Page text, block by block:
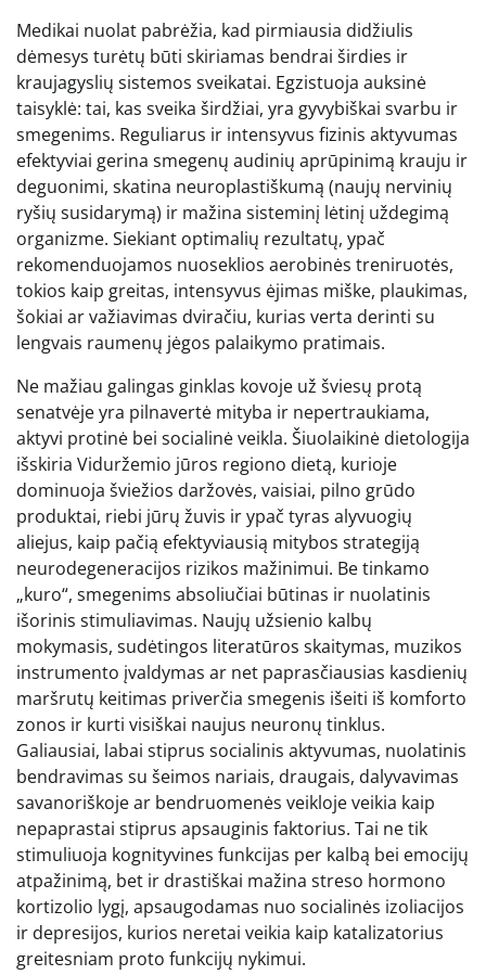
Medikai nuolat pabrėžia, kad pirmiausia didžiulis
dėmesys turėtų būti skiriamas bendrai širdies ir
kraujagyslių sistemos sveikatai. Egzistuoja auksinė
taisyklė: tai, kas sveika širdžiai, yra gyvybiškai svarbu ir
smegenims. Reguliarus ir intensyvus fizinis aktyvumas
efektyviai gerina smegenų audinių aprūpinimą krauju ir
deguonimi, skatina neuroplastiškumą (naujų nervinių
ryšių susidarymą) ir mažina sisteminį lėtinį uždegimą
organizme. Siekiant optimalių rezultatų, ypač
rekomenduojamos nuoseklios aerobinės treniruotės,
tokios kaip greitas, intensyvus ėjimas miške, plaukimas,
šokiai ar važiavimas dviračiu, kurias verta derinti su
lengvais raumenų jėgos palaikymo pratimais.
Ne mažiau galingas ginklas kovoje už šviesų protą
senatvėje yra pilnavertė mityba ir nepertraukiama,
aktyvi protinė bei socialinė veikla. Šiuolaikinė dietologija
išskiria Viduržemio jūros regiono dietą, kurioje
dominuoja šviežios daržovės, vaisiai, pilno grūdo
produktai, riebi jūrų žuvis ir ypač tyras alyvuogių
aliejus, kaip pačią efektyviausią mitybos strategiją
neurodegeneracijos rizikos mažinimui. Be tinkamo
„kuro“, smegenims absoliučiai būtinas ir nuolatinis
išorinis stimuliavimas. Naujų užsienio kalbų
mokymasis, sudėtingos literatūros skaitymas, muzikos
instrumento įvaldymas ar net paprasčiausias kasdienių
maršrutų keitimas priverčia smegenis išeiti iš komforto
zonos ir kurti visiškai naujus neuronų tinklus.
Galiausiai, labai stiprus socialinis aktyvumas, nuolatinis
bendravimas su šeimos nariais, draugais, dalyvavimas
savanoriškoje ar bendruomenės veikloje veikia kaip
nepaprastai stiprus apsauginis faktorius. Tai ne tik
stimuliuoja kognityvines funkcijas per kalbą bei emocijų
atpažinimą, bet ir drastiškai mažina streso hormono
kortizolio lygį, apsaugodamas nuo socialinės izoliacijos
ir depresijos, kurios neretai veikia kaip katalizatorius
greitesniam proto funkcijų nykimui.